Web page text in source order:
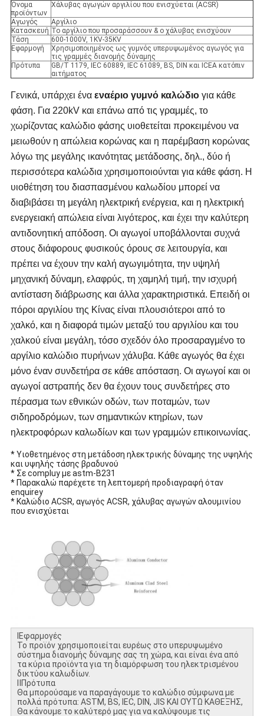
Όνομα
προϊόντων
Χάλυβας αγωγών αργιλίου που ενισχύεται (ACSR)
Αγωγός
Αργίλιο
Κατασκευή Το αργίλιο που προσαράσσουν & ο χάλυβας ενισχύουν
Τάση
600-1000V, 1KV-35KV
Εφαρμογή
Χρησιμοποιημένος ως γυμνός υπερυψωμένος αγωγός για
τις γραμμές διανομής δύναμης
Πρότυπα
GB/T 1179, IEC 60889, IEC 61089, BS, DIN και ICEA κατόπιν
αιτήματος
Γενικά, υπάρχει ένα εναέριο γυμνό καλώδιογια κάθε
φάση. Για 220kV και επάνω από τις γραμμές, το
χωρίζοντας καλώδιο φάσης υιοθετείται προκειμένου να
μειωθούν η απώλεια κορώνας και η παρέμβαση κορώνας
λόγω της μεγάλης ικανότητας μετάδοσης, δηλ., δύο ή
περισσότερα καλώδια χρησιμοποιούνται για κάθε φάση. Η
υιοθέτηση του διασπασμένου καλωδίου μπορεί να
διαβιβάσει τη μεγάλη ηλεκτρική ενέργεια, και η ηλεκτρική
ενεργειακή απώλεια είναι λιγότερος, και έχει την καλύτερη
αντιδονητική απόδοση. Οι αγωγοί υποβάλλονται συχνά
στους διάφορους φυσικούς όρους σε λειτουργία, και
πρέπει να έχουν την καλή αγωγιμότητα, την υψηλή
μηχανική δύναμη, ελαφρύς, τη χαμηλή τιμή, την ισχυρή
αντίσταση διάβρωσης και άλλα χαρακτηριστικά. Επειδή οι
πόροι αργιλίου της Κίνας είναι πλουσιότεροι από το
χαλκό, και η διαφορά τιμών μεταξύ του αργιλίου και του
χαλκού είναι μεγάλη, τόσο σχεδόν όλο προσαραγμένο το
αργίλιο καλώδιο πυρήνων χάλυβα. Κάθε αγωγός θα έχει
μόνο έναν συνδετήρα σε κάθε απόσταση. Οι αγωγοί και οι
αγωγοί αστραπής δεν θα έχουν τους συνδετήρες στο
πέρασμα των εθνικών οδών, των ποταμών, των
σιδηροδρόμων, των σημαντικών κτηρίων, των
ηλεκτροφόρων καλωδίων και των γραμμών επικοινωνίας.
* Υιοθετημένος στη μετάδοση ηλεκτρικής δύναμης της υψηλής
και υψηλής τάσης βραδυνού
* Σε compluy με astm-B231
* Παρακαλώ παρέχετε τη λεπτομερή προδιαγραφή όταν
enquirey
* Καλώδιο ACSR, αγωγός ACSR, χάλυβας αγωγών αλουμινίου
που ενισχύεται
ⅠΕφαρμογές
Το προϊόν χρησιμοποιείται ευρέως στο υπερυψωμένο
σύστημα διανομής δύναμης σας τη χώρα, και είναι ένα από
τα κύρια προϊόντα για τη διαμόρφωση του ηλεκτρισμένου
δικτύου καλωδίων.
ⅡΠρότυπα
Θα μπορούσαμε να παραγάγουμε το καλώδιο σύμφωνα με
πολλά πρότυπα: ASTM, BS, IEC, DIN, JIS ΚΑΙ ΟΎΤΩ ΚΑΘΕΞΉΣ,
Θα κάνουμε το καλύτερό μας για να καλύψουμε τις